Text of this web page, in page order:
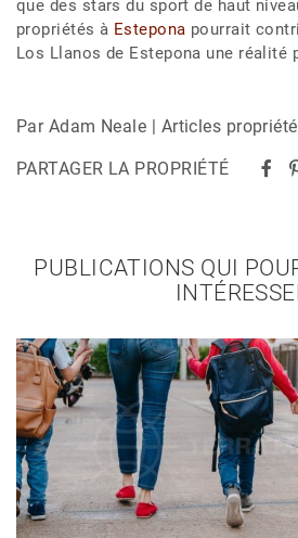
que des stars du sport de haut
propriétés à Estepona pourrait
Los Llanos de Estepona une réalité
Par Adam Neale | Articles
PARTAGER LA PROPRIÉTÉ
PUBLICATIONS QUI